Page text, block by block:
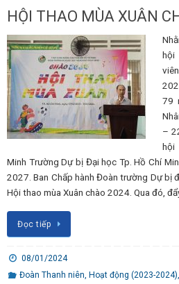
HỘI THAO MÙA XUÂN
hội
79
–
hội
Minh Trường Dự bị Đại học Tp. Hồ Chí
2027. Ban Chấp hành Đoàn trường Dự bị
Hội thao mùa Xuân chào 2024. Qua đó,
Đọc tiếp
08/01/2024
Đoàn Thanh niên, Hoạt động (2023-2024),